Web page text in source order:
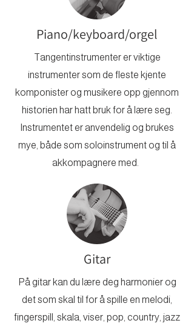
Piano/keyboard/orgel
Tangentinstrumenter er viktige
instrumenter som de fleste kjente
komponister og musikere opp gjennom
historien har hatt bruk for å lære seg.
Instrumentet er anvendelig og brukes
mye, både som soloinstrument og til å
akkompagnere med.
Gitar
På gitar kan du lære deg harmonier og
det som skal til for å spille en melodi,
fingerspill, skala, viser, pop, country, jazz